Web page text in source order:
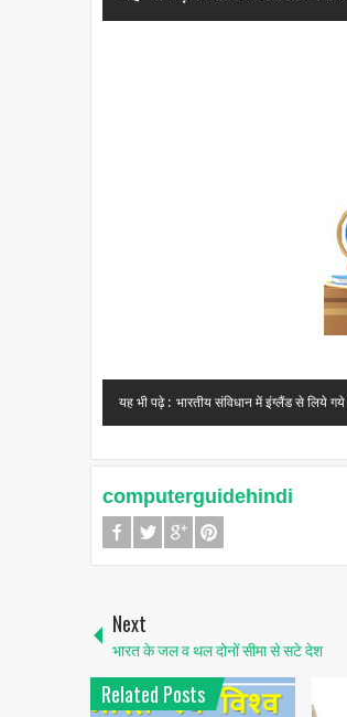
यह भी पढ़े : भारतीय संविधान में इंग्लैंड से लिये
computerguidehindi
Next
भारत के जल व थल दोनों सीमा से सटे देश
Related Posts